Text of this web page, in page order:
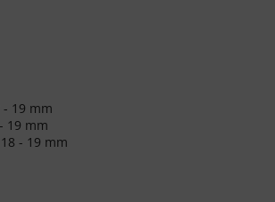
19 mm
19 mm
- 19 mm